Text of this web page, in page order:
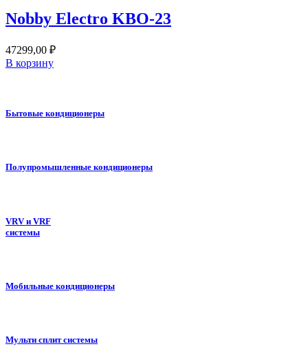
Nobby Electro KBO-23
47299,00 ₽
В корзину
Бытовые кондиционеры
Полупромышленные кондиционеры
VRV и VRF
системы
Мобильные кондиционеры
Мульти сплит системы